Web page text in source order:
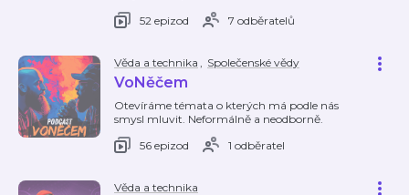
52 epizod
7 odběratelů
Věda a technika , Společenské vědy
VoNěčem
Otevíráme témata o kterých má podle nás
smysl mluvit. Neformálně a neodborně.
56 epizod
1 odběratel
Věda a technika